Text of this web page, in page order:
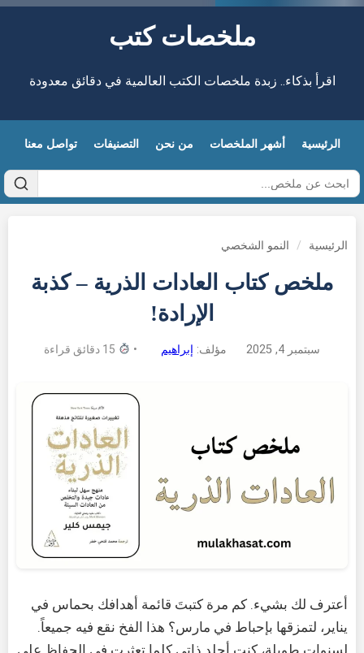
ملخصات كتب
اقرأ بذكاء.. زبدة ملخصات الكتب العالمية في دقائق معدودة
الرئيسية أشهر الملخصات من نحن التصنيفات تواصل معنا
الرئيسية / النمو الشخصي
ملخص كتاب العادات الذرية – كذبة
الإرادة!
سبتمبر 4, 2025 مؤلف: إبراهيم •
أعترف لك بشيء. كم مرة كتبتَ قائمة أهدافك بحماس في
يناير، لتمزقها بإحباط في مارس؟ هذا الفخ نقع فيه جميعاً.